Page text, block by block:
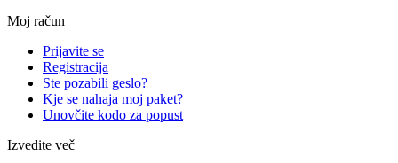
Moj račun
Prijavite se
Registracija
Ste pozabili geslo?
Kje se nahaja moj paket?
Unovčite kodo za popust
Izvedite več